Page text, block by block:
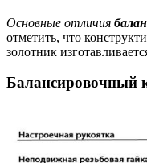
Основные отличия
отметить, что
золотник
Балансировочный